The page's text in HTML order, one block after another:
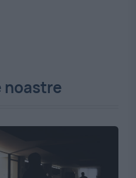
noastre